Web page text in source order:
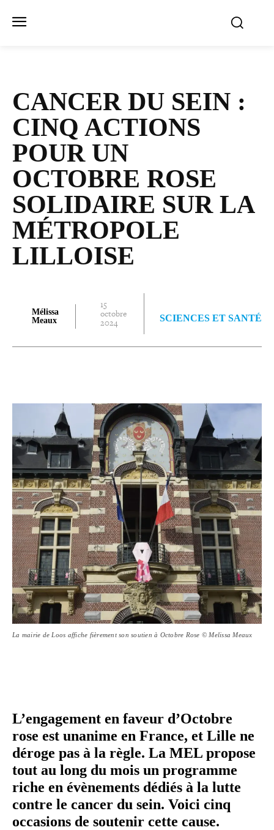
CANCER DU SEIN :
CINQ ACTIONS
POUR UN
OCTOBRE ROSE
SOLIDAIRE SUR LA
MÉTROPOLE
LILLOISE
Mélissa
Meaux
15
octobre
2024 SCIENCES ET SANTÉ
La mairie de Loos affiche fièrement son soutien à Octobre Rose © Melissa Meaux
L’engagement en faveur d’Octobre
rose est unanime en France, et Lille ne
déroge pas à la règle. La MEL propose
tout au long du mois un programme
riche en évè­ne­ments dédiés à la lutte
contre le cancer du sein. Voici cinq
occasions de soutenir cette cause.